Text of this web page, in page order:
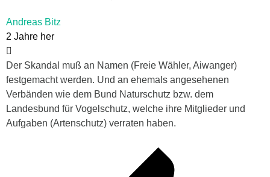
Andreas Bitz
2 Jahre her
Der Skandal muß an Namen (Freie Wähler, Aiwanger)
festgemacht werden. Und an ehemals angesehenen
Verbänden wie dem Bund Naturschutz bzw. dem
Landesbund für Vogelschutz, welche ihre Mitglieder und
Aufgaben (Artenschutz) verraten haben.